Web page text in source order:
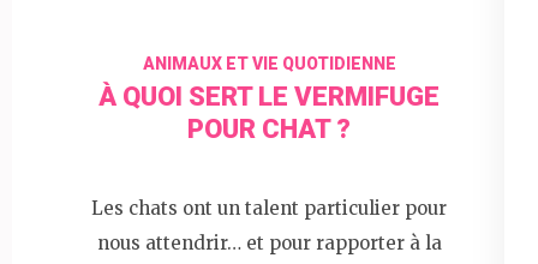
ANIMAUX ET VIE QUOTIDIENNE
À QUOI SERT LE VERMIFUGE
POUR CHAT ?
Les chats ont un talent particulier pour
nous attendrir… et pour rapporter à la